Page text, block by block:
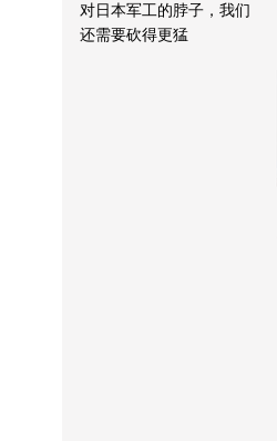
对日本军工的脖子，我们
还需要砍得更猛